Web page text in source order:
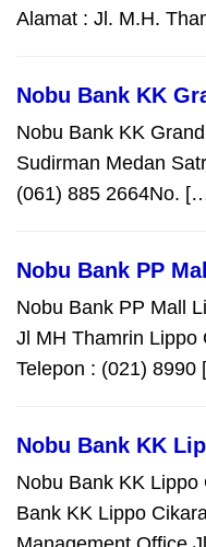
Alamat : Jl. M.H.
Nobu Bank KK
Nobu Bank KK
Sudirman Medan
(061) 885 2664No.
Nobu Bank PP
Nobu Bank PP Mall
Jl MH Thamrin Lippo
Telepon : (021)
Nobu Bank KK
Nobu Bank KK Lippo
Bank KK Lippo